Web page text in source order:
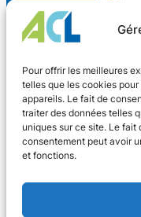
Pour offrir les meilleures
telles que les cookies
appareils. Le fait de
traiter des données telles
uniques sur ce site. Le fait
consentement peut avoir
et fonctions.
Des
Coordonnées
4 rue Dr Oberkirch